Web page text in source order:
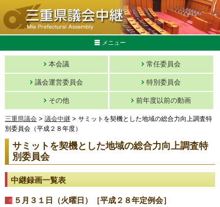
メニュー
本会議 常任委員会
議会運営委員会 特別委員会
その他 前年度以前の動画
三重県議会 > 議会中継 > サミットを契機とした地域の総合力向上調査特
別委員会（平成２８年度）
サミットを契機とした地域の総合力向上調査特
別委員会
中継録画一覧表
５月３１日（火曜日）［平成２８年定例会］